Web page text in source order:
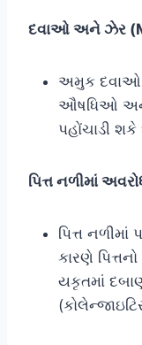
દવાઓ અને ઝેર
અમુક દવાઓ
ઔષધિઓ અને
પહોંચાડી
પિત્ત નળીમાં
પિત્ત
કારણે
યકૃતમાં